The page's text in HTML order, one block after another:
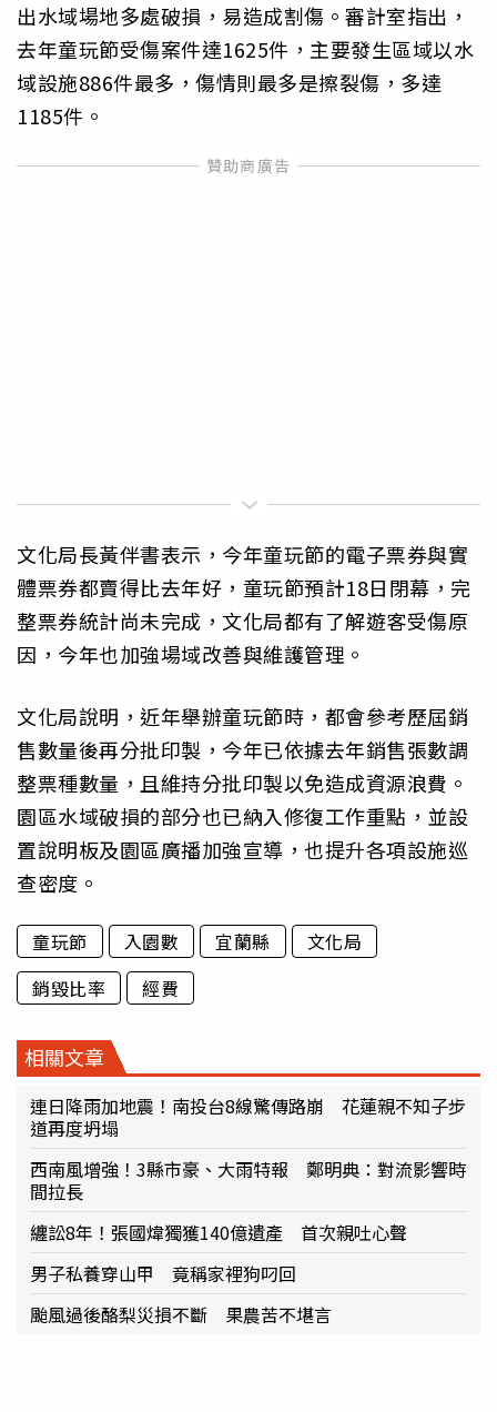
出水域場地多處破損，易造成割傷。審計室指出，
去年童玩節受傷案件達1625件，主要發生區域以水
域設施886件最多，傷情則最多是擦裂傷，多達
1185件。
文化局長黃伴書表示，今年童玩節的電子票券與實
體票券都賣得比去年好，童玩節預計18日閉幕，完
整票券統計尚未完成，文化局都有了解遊客受傷原
因，今年也加強場域改善與維護管理。
文化局說明，近年舉辦童玩節時，都會參考歷屆銷
售數量後再分批印製，今年已依據去年銷售張數調
整票種數量，且維持分批印製以免造成資源浪費。
園區水域破損的部分也已納入修復工作重點，並設
置說明板及園區廣播加強宣導，也提升各項設施巡
查密度。
童玩節 入園數 宜蘭縣
文化局
銷毀比率
經費
相關文章
連日降雨加地震！南投台8線驚傳路崩 花蓮親不知子步
道再度坍塌
西南風增強！3縣市豪、大雨特報 鄭明典：對流影響時
間拉長
纏訟8年！張國煒獨獲140億遺產 首次親吐心聲
男子私養穿山甲 竟稱家裡狗叼回
颱風過後酪梨災損不斷 果農苦不堪言